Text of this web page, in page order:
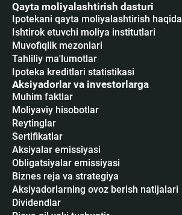
Qayta moliyalashtirish dasturi
Ipotekani qayta moliyalashtirish haqida
Ishtirok etuvchi moliya institutlari
Muvofiqlik mezonlari
Tahliliy ma'lumotlar
Ipoteka kreditlari statistikasi
Aksiyadorlar va investorlarga
Muhim faktlar
Moliyaviy hisobotlar
Reytinglar
Sertifikatlar
Аksiyalar emissiyasi
Obligatsiyalar emissiyasi
Biznes reja va strategiya
Aksiyadorlarning ovoz berish natijalari
Dividendlar